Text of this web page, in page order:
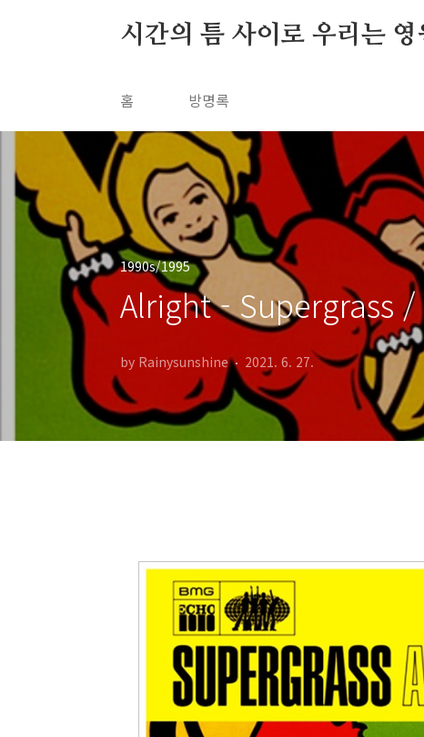
시간의 틈 사이로 우리는
홈 방명록
1990s/1995
Alright - Supergrass /
by Rainysunshine 2021. 6. 27.